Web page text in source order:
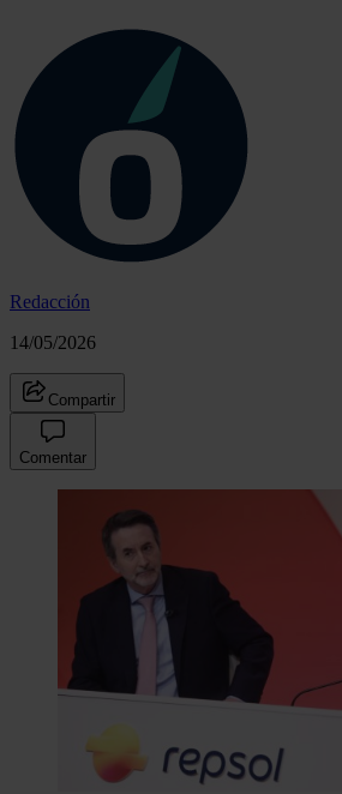
Redacción
14/05/2026
Compartir
Comentar